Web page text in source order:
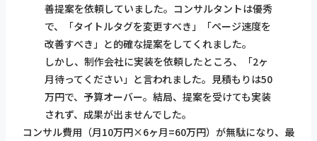
善提案を依頼していました。コンサルタントは優秀
で、「タイトルタグを変更すべき」「ページ速度を
改善すべき」と的確な提案をしてくれました。
しかし、制作会社に実装を依頼したところ、「2ヶ
月待ってください」と言われました。見積もりは50
万円で、予算オーバー。結局、提案を受けても実装
されず、成果が出ませんでした。
コンサル費用（月10万円×6ヶ月=60万円）が無駄になり、最